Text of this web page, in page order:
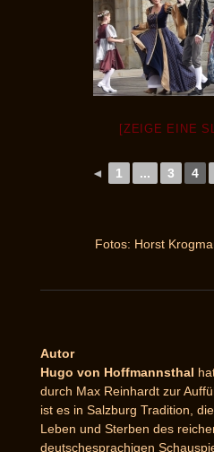
[ZEIGE EINE
◄ 1 ... 3 4
Fotos: Horst
Autor
Hugo von Hoffmannsthal
durch Max Reinhardt zur
ist es in Salzburg Tradition,
Leben und Sterben des
deutschesprachigen